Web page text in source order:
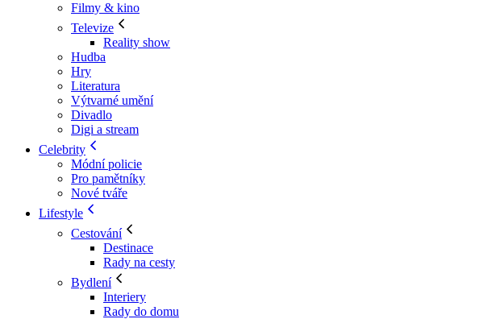
Filmy & kino
Televize
Reality show
Hudba
Hry
Literatura
Výtvarné umění
Divadlo
Digi a stream
Celebrity
Módní policie
Pro pamětníky
Nové tváře
Lifestyle
Cestování
Destinace
Rady na cesty
Bydlení
Interiery
Rady do domu